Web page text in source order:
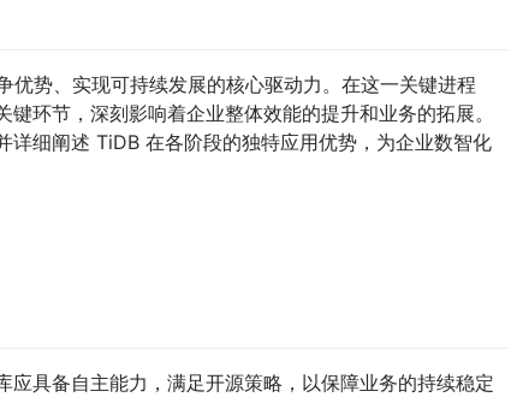
势、实现可持续发展的核心驱动力。在这一关键进程
环节，深刻影响着企业整体效能的提升和业务的拓展。
细阐述 TiDB 在各阶段的独特应用优势，为企业数智化
应具备自主能力，满足开源策略，以保障业务的持续稳定